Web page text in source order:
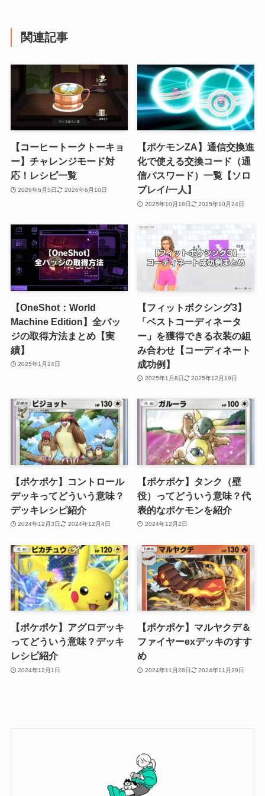
関連記事
【コーヒートークトーキョ
ー】チャレンジモード対
応！レシピ一覧
2026年6月5日 2026年6月10日
【ポケモンZA】通信交換進
化で使える交換コード（通
信パスワード）一覧【ソロ
プレイ/一人】
2025年10月18日 2025年10月24日
【OneShot：World
Machine Edition】全バッ
ジの取得方法まとめ【実
績】
2025年1月24日
【フィットボクシング3】
「ベストコーディネータ
ー」を獲得できる衣装の組
み合わせ【コーディネート
成功例】
2025年1月8日 2025年12月19日
【ポケポケ】コントロール
デッキってどういう意味？
デッキレシピ紹介
2024年12月3日 2024年12月4日
【ポケポケ】タンク（壁
役）ってどういう意味？代
表的なポケモンを紹介
2024年12月2日
【ポケポケ】アグロデッキ
ってどういう意味？デッキ
レシピ紹介
2024年12月1日
【ポケポケ】マルヤクデ＆
ファイヤーexデッキのすす
め
2024年11月28日 2024年11月29日